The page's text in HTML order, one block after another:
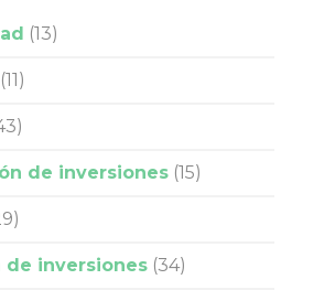
(13)
(11)
de inversiones (15)
de inversiones (34)